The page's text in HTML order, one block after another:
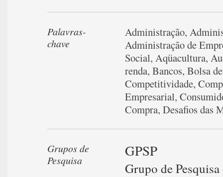
Palavras-
chave
Administração,
Administração de
Social,Aqüacultura,
renda,Bancos,Bolsa
Competitividade,
Empresarial,
Compra,Desafios das
Grupos de
Pesquisa
GPSP
Grupo de